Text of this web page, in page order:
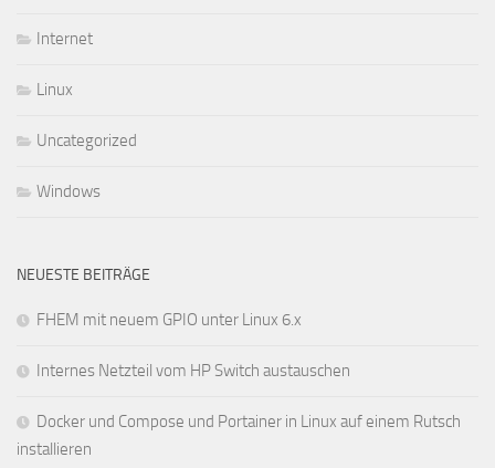
Internet
Linux
Uncategorized
Windows
NEUESTE BEITRÄGE
FHEM mit neuem GPIO unter Linux 6.x
Internes Netzteil vom HP Switch austauschen
Docker und Compose und Portainer in Linux auf einem Rutsch
installieren